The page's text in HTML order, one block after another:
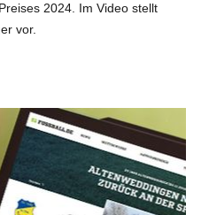
2024. Im Video stellt
vor.